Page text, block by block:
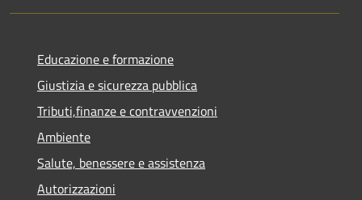
Educazione e formazione
Giustizia e sicurezza pubblica
Tributi,finanze e contravvenzioni
Ambiente
Salute, benessere e assistenza
Autorizzazioni